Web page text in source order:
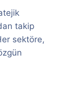
takip
sektöre,